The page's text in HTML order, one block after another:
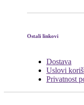
Ostali linkovi
Dostava
Uslovi
Privatnost